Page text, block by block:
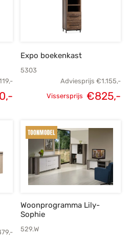
prijs is:
€80,-.
Expo boekenkast
5303
Adviesprijs €1.155,-
€1.155,-.
Vissersprijs €825,-
Woonprogramma Lily-
Sophie
529.W